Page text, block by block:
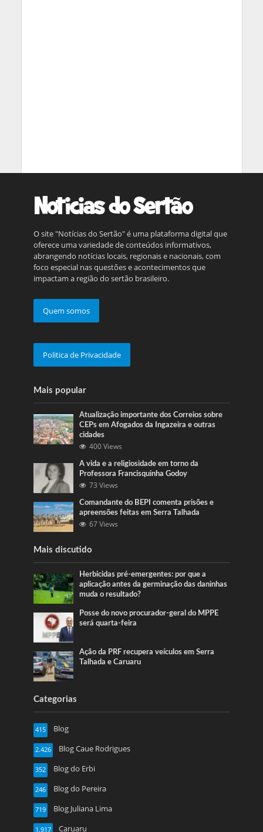
O site "Notícias do Sertão" é uma plataforma digital que
oferece uma variedade de conteúdos informativos,
abrangendo notícias locais, regionais e nacionais, com
foco especial nas questões e acontecimentos que
impactam a região do sertão brasileiro.
Quem somos
Politica de Privacidade
Mais popular
Atualização importante dos Correios sobre
CEPs em Afogados da Ingazeira e outras
cidades
400 Views
A vida e a religiosidade em torno da
Professora Francisquinha Godoy
73 Views
Comandante do BEPI comenta prisões e
apreensões feitas em Serra Talhada
67 Views
Mais discutido
Herbicidas pré-emergentes: por que a
aplicação antes da germinação das daninhas
muda o resultado?
Posse do novo procurador-geral do MPPE
será quarta-feira
Ação da PRF recupera veículos em Serra
Talhada e Caruaru
Categorias
Blog
415
Blog Caue Rodrigues
2.426
Blog do Erbi
352
Blog do Pereira
246
Blog Juliana Lima
719
Caruaru
1.917